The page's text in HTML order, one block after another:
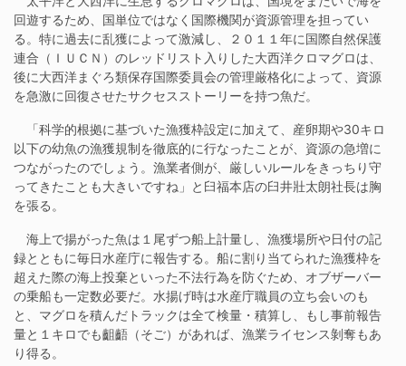
回遊するため、国単位ではなく国際機関が資源管理を担ってい
る。特に過去に乱獲によって激減し、２０１１年に国際自然保護
連合（ＩＵＣＮ）のレッドリスト入りした大西洋クロマグロは、
後に大西洋まぐろ類保存国際委員会の管理厳格化によって、資源
を急激に回復させたサクセスストーリーを持つ魚だ。
「科学的根拠に基づいた漁獲枠設定に加えて、産卵期や30キロ
以下の幼魚の漁獲規制を徹底的に行なったことが、資源の急増に
つながったのでしょう。漁業者側が、厳しいルールをきっちり守
ってきたことも大きいですね」と臼福本店の臼井壯太朗社長は胸
を張る。
海上で揚がった魚は１尾ずつ船上計量し、漁獲場所や日付の記
録とともに毎日水産庁に報告する。船に割り当てられた漁獲枠を
超えた際の海上投棄といった不法行為を防ぐため、オブザーバー
の乗船も一定数必要だ。水揚げ時は水産庁職員の立ち会いのも
と、マグロを積んだトラックは全て検量・積算し、もし事前報告
量と１キロでも齟齬（そご）があれば、漁業ライセンス剝奪もあ
り得る。